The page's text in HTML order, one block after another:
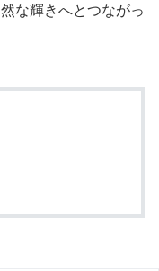
な輝きへとつながっ